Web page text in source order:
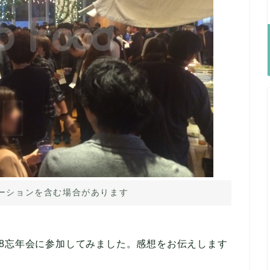
ションを含む場合があります
年会に参加してみました。感想をお伝えします